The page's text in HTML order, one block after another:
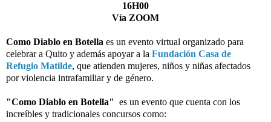
16H00
Vía ZOOM
Como Diablo en Botella es un evento virtual organizado para
celebrar a Quito y además apoyara la Fundación Casa de
Refugio Matilde, que atienden mujeres, niños y niñas afectados
por violencia intrafamiliar y de género.
"Como Diablo en Botella" es un evento que cuenta con los
increíbles y tradicionales concursos como: